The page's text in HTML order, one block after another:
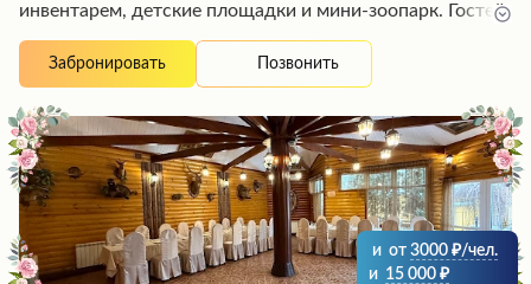
инвентарем, детские площадки и мини-зоопарк. Гостей
чисто и аккуратно, есть телевизоры, музыкальные
центры и кондиционеры. Посетители отмечают
администраторов, что создает атмосферу
гостеприимства для приятного времяпрепровождения.
Забронировать Позвонить
и от 3000
/чел.
и 15 000